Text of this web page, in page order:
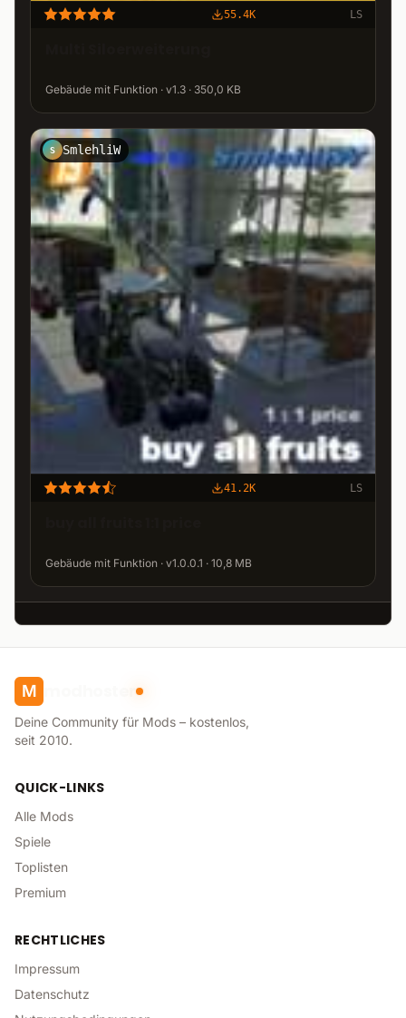
55.4K LS
Gebäude mit Funktion · v1.3 · 350,0 KB
S SmlehliW
41.2K LS
Gebäude mit Funktion · v1.0.0.1 · 10,8 MB
M
Deine Community für Mods – kostenlos,
seit 2010.
QUICK-LINKS
Alle Mods
Spiele
Toplisten
Premium
RECHTLICHES
Impressum
Datenschutz